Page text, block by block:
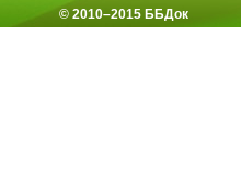
© 2010–2015 ББДок